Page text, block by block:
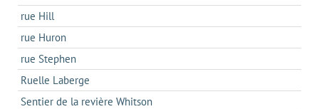
rue Hill
rue Huron
rue Stephen
Ruelle Laberge
Sentier de la revière Whitson